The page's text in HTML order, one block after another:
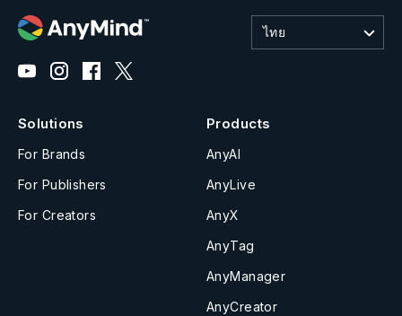
ไทย
Solutions
For Brands
For Publishers
For Creators
Products
AnyAI
AnyLive
AnyX
AnyTag
AnyManager
AnyCreator